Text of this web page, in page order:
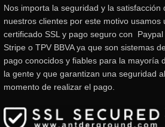
Nos importa la seguridad y la satisfacción
nuestros clientes por este motivo usamos
certificado SSL y pago seguro con Paypal ,
Stripe o TPV BBVA ya que son sistemas
pago conocidos y fiables para la mayoría
la gente y que garantizan una seguridad al
momento de realizar el pago.